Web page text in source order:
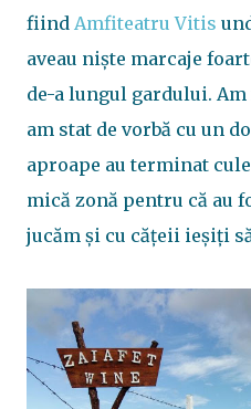
fiind Amfiteatru Vitis
aveau niște marcaje
de-a lungul gardului.
am stat de vorbă cu un
aproape au terminat
mică zonă pentru că au
jucăm și cu cățeii ieșiți